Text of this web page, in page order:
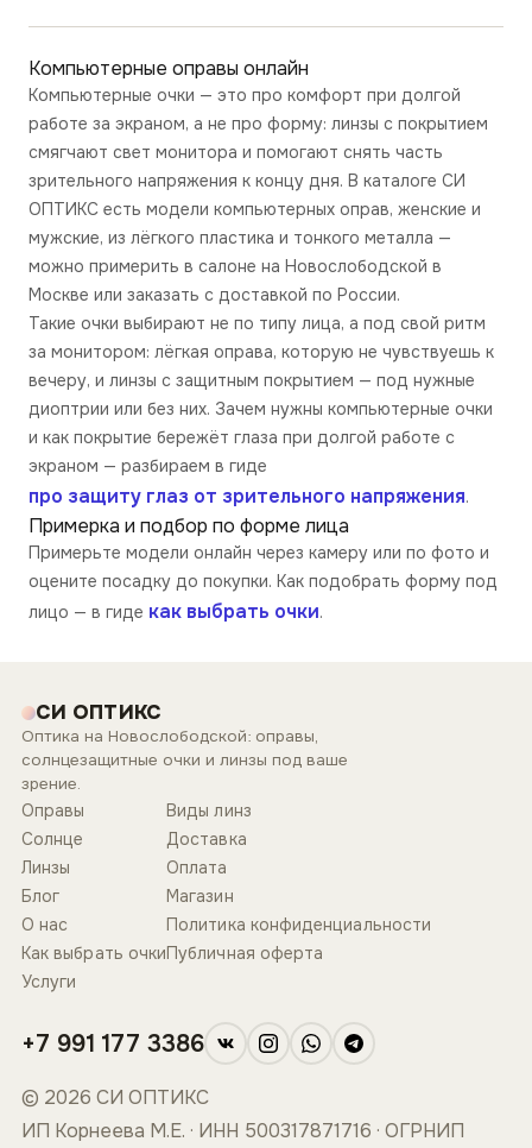
Компьютерные оправы онлайн
Компьютерные очки — это про комфорт при долгой
работе за экраном, а не про форму: линзы с покрытием
смягчают свет монитора и помогают снять часть
зрительного напряжения к концу дня. В каталоге СИ
ОПТИКС есть модели компьютерных оправ, женские и
мужские, из лёгкого пластика и тонкого металла —
можно примерить в салоне на Новослободской в
Москве или заказать с доставкой по России.
Такие очки выбирают не по типу лица, а под свой ритм
за монитором: лёгкая оправа, которую не чувствуешь к
вечеру, и линзы с защитным покрытием — под нужные
диоптрии или без них. Зачем нужны компьютерные очки
и как покрытие бережёт глаза при долгой работе с
экраном — разбираем в гиде
про защиту глаз от зрительного напряжения.
Примерка и подбор по форме лица
Примерьте модели онлайн через камеру или по фото и
оцените посадку до покупки. Как подобрать форму под
лицо — в гиде как выбрать очки.
СИ ОПТИКС
Оптика на Новослободской: оправы,
солнцезащитные очки и линзы под ваше
зрение.
Оправы
Солнце
Линзы
Блог
О нас
Как выбрать очки
Услуги
Виды линз
Доставка
Оплата
Магазин
Политика конфиденциальности
Публичная оферта
+7 991 177 3386
© 2026 СИ ОПТИКС
ИП Корнеева М.Е. · ИНН 500317871716 · ОГРНИП